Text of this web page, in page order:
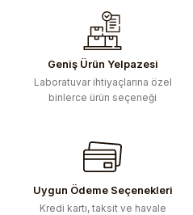
Geniş Ürün Yelpazesi
Laboratuvar ihtiyaçlarına özel
binlerce ürün seçeneği
Uygun Ödeme Seçenekleri
Kredi kartı, taksit ve havale